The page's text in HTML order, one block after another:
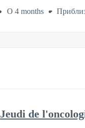
О 4 months
Jeudi de